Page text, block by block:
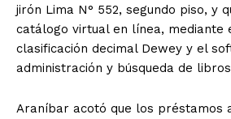
jirón Lima N° 552, segundo piso, y
catálogo virtual en línea, mediante
clasificación decimal Dewey y el
administración y búsqueda de
Araníbar acotó que los préstamos